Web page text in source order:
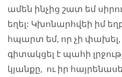
ամեն ինչից շատ եմ
եղել: Կխոնարհվեի իմ
հպարտ եմ, որ չի փախել,
գիտակցել է պահի
կյանքը, ու իր